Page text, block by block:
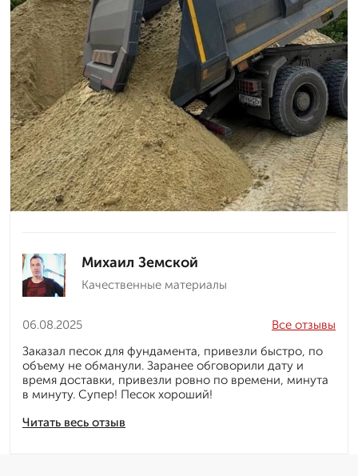
Михаил Земской
Качественные материалы
06.08.2025
Читать весь отзыв
Все отзывы
Заказал песок для фундамента, привезли быстро, по
объему не обманули. Заранее обговорили дату и
время доставки, привезли ровно по времени, минута
в минуту. Супер! Песок хороший!